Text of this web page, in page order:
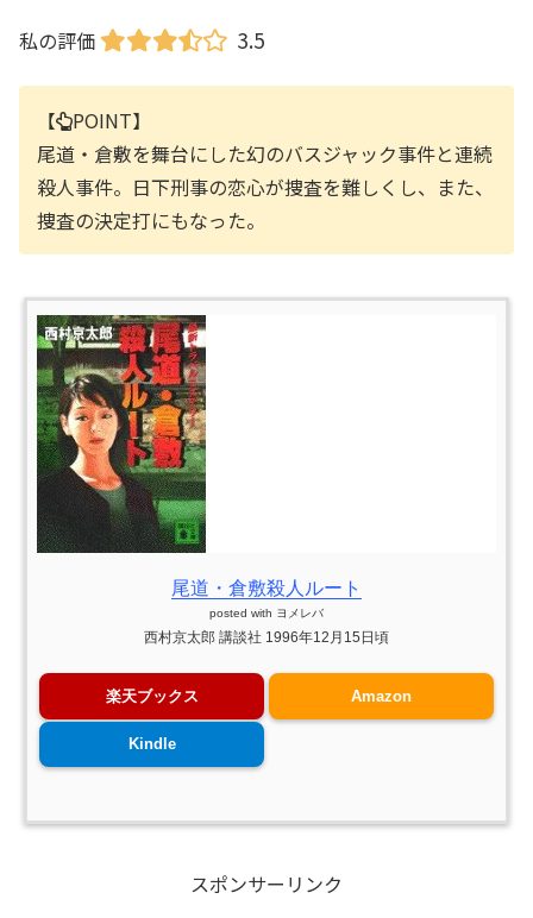
私の評価 3.5
【
POINT】
尾道・倉敷を舞台にした幻のバスジャック事件と連続
殺人事件。日下刑事の恋心が捜査を難しくし、また、
捜査の決定打にもなった。
尾道・倉敷殺人ルート
posted with ヨメレバ
西村京太郎 講談社 1996年12月15日頃
楽天ブックス Amazon
Kindle
スポンサーリンク